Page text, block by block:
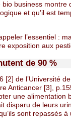
business montre
et qu’il est
l’essentiel :
exposition aux
de 90 %
de l’Université
Anticancer [3],
une alimentation
disparu de leurs
sont repassés à